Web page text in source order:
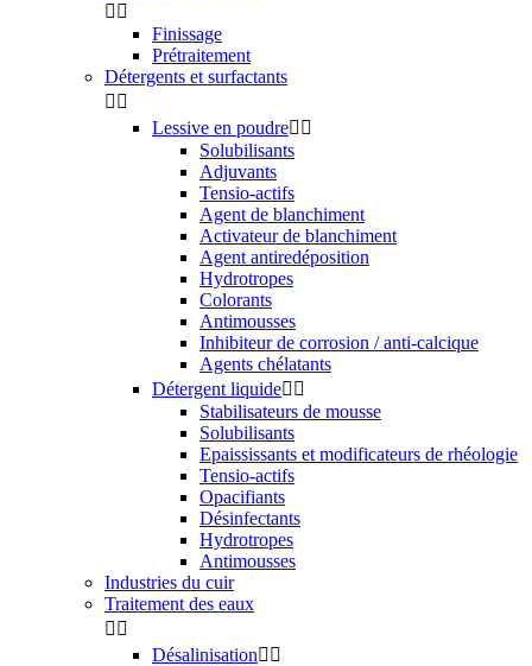
 
Finissage
Prétraitement
Détergents et surfactants
 
Lessive en poudre 
Solubilisants
Adjuvants
Tensio-actifs
Agent de blanchiment
Activateur de blanchiment
Agent antiredéposition
Hydrotropes
Colorants
Antimousses
Inhibiteur de corrosion / anti-calcique
Agents chélatants
Détergent liquide 
Stabilisateurs de mousse
Solubilisants
Epaississants et modificateurs de rhéologie
Tensio-actifs
Opacifiants
Désinfectants
Hydrotropes
Antimousses
Industries du cuir
Traitement des eaux
 
Désalinisation 